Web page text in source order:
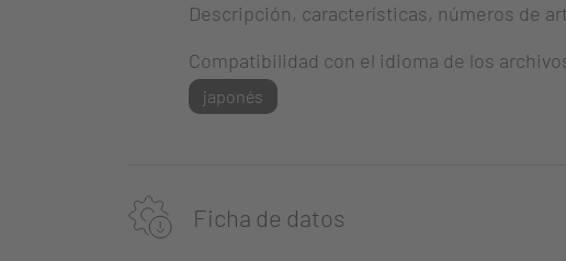
Descripción, características, números de
Compatibilidad con el idioma de los
japonés
Ficha de datos